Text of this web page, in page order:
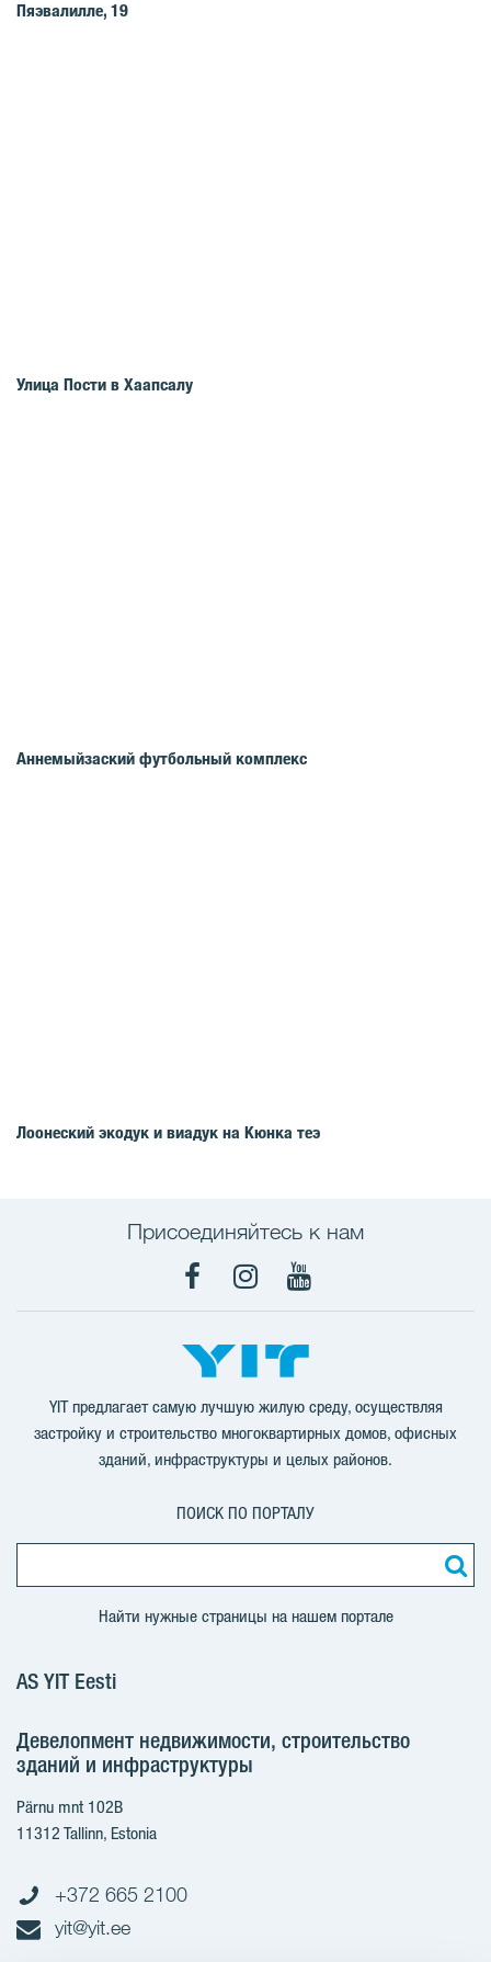
Пяэвалилле, 19
Улица Пости в Хаапсалу
Аннемыйзаский футбольный комплекс
Лоонеский экодук и виадук на Кюнка теэ
Присоединяйтесь к нам
FacebookInstagram
YouTube
YIT предлагает самую лучшую жилую среду, осуществляя
застройку и строительство многоквартирных домов, офисных
зданий, инфраструктуры и целых районов.
ПОИСК ПО ПОРТАЛУ
Найти нужные страницы на нашем портале
AS YIT Eesti
Девелопмент недвижимости, строительство
зданий и инфраструктуры
Pärnu mnt 102B
11312 Tallinn, Estonia
+372 665 2100
yit@yit.ee